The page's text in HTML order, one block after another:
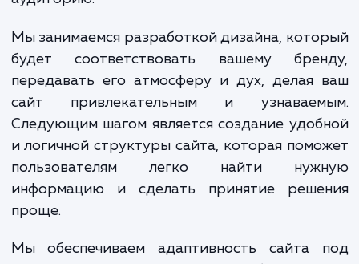
Наша работа над созданием сайта-
начинается с детального изучения
бизнеса и понимания ваших
анализируем рынок, изучаем
сайты и стратегии продвижения. Это
нам определить ключевые факторы,
позволят вам выделиться и привлечь
аудиторию.
Мы занимаемся разработкой дизайна,